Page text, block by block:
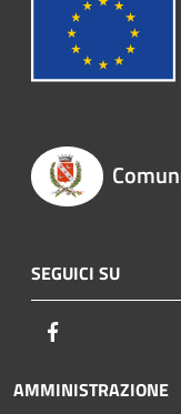
SEGUICI SU
AMMINISTRAZIONE